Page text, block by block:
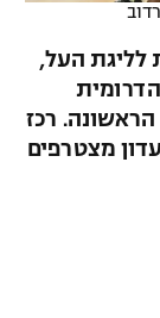
לליגת העל,
רכז
מצטרפים